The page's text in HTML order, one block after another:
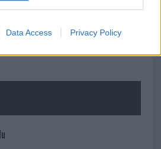
Data Access Privacy Policy